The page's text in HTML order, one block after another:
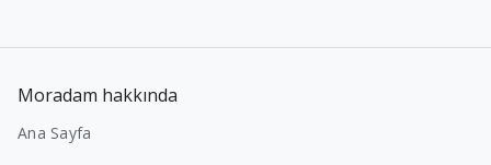
Moradam hakkında
Ana Sayfa